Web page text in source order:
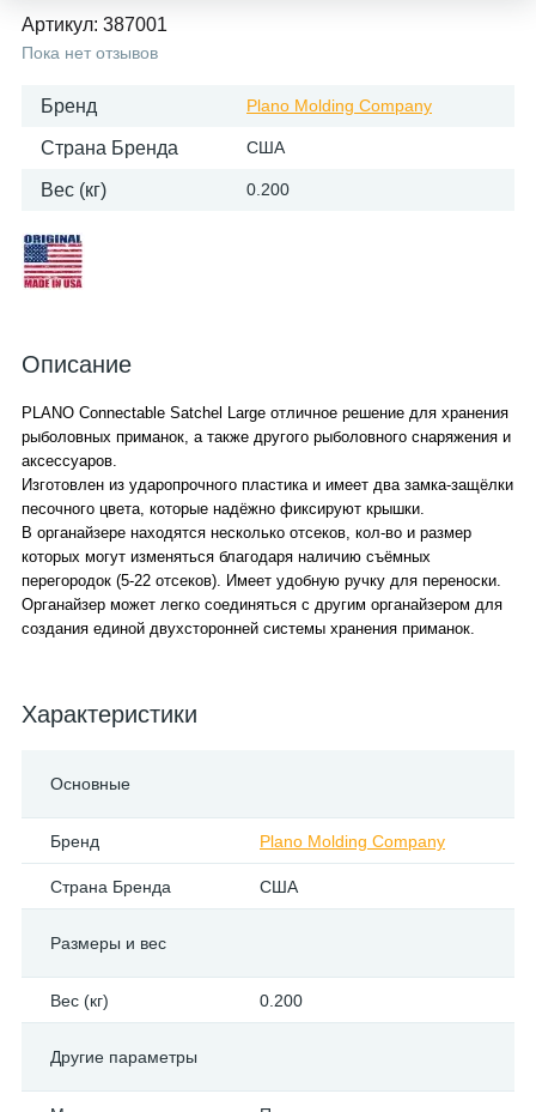
Артикул: 387001
Пока нет отзывов
Бренд Plano Molding Company
Страна Бренда США
Вес (кг) 0.200
Описание
PLANO Connectable Satchel Large отличное решение для хранения
рыболовных приманок, а также другого рыболовного снаряжения и
аксессуаров.
Изготовлен из ударопрочного пластика и имеет два замка-защёлки
песочного цвета, которые надёжно фиксируют крышки.
В органайзере находятся несколько отсеков, кол-во и размер
которых могут изменяться благодаря наличию съёмных
перегородок (5-22 отсеков). Имеет удобную ручку для переноски.
Органайзер может легко соединяться с другим органайзером для
создания единой двухсторонней системы хранения приманок.
Характеристики
Основные
Бренд Plano Molding Company
Страна Бренда США
Размеры и вес
Вес (кг) 0.200
Другие параметры